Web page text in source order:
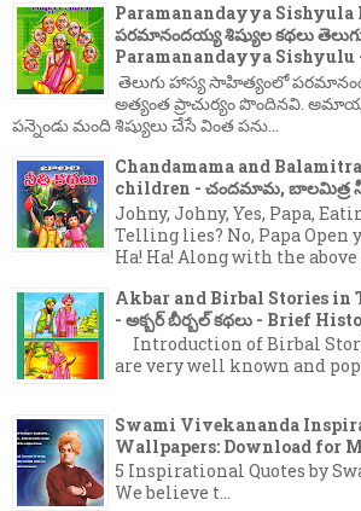
Paramanandayya Sishyula
పరమానందయ్య శిష్యుల కథలు
Paramanandayya Sishyulu
తెలుగు హాస్య సాహిత్యంలో
అత్యంత ప్రాచుర్యం పొందినవి.
పన్నెండు మంది శిష్యులు చేసే వింత పను...
Chandamama and
children - చందమామ, బాలమిత్ర
Johny, Johny, Yes, Papa,
Telling lies? No, Papa Open
Ha! Ha! Along with the above
Akbar and Birbal Stories in
- అక్బర్ బీర్బల్ కథలు - Brief
Introduction of Birbal
are very well known and
Swami Vivekananda
Wallpapers: Download for
5 Inspirational Quotes by
We believe t...